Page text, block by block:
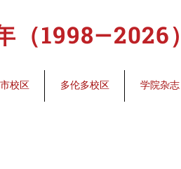
（1998—2026）
校区 多伦多校区 学院杂志